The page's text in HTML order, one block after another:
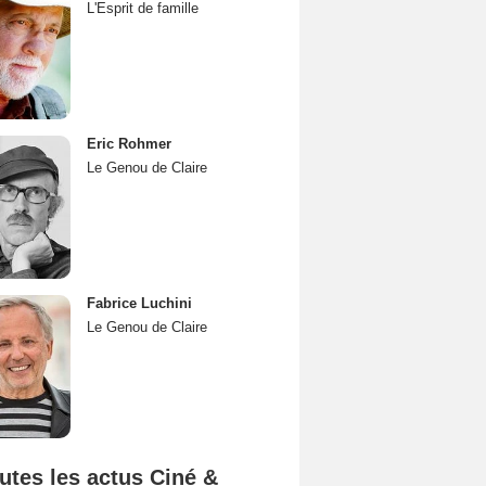
L'Esprit de famille
Eric Rohmer
Le Genou de Claire
Fabrice Luchini
Le Genou de Claire
les actus Ciné &